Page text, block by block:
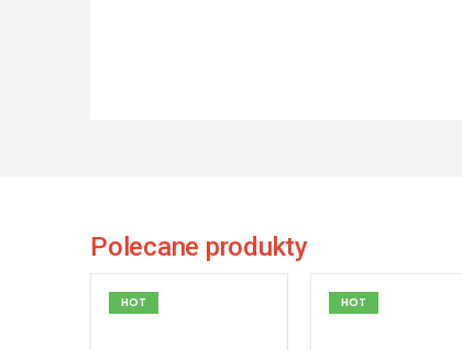
Polecane produkty
HOT HOT